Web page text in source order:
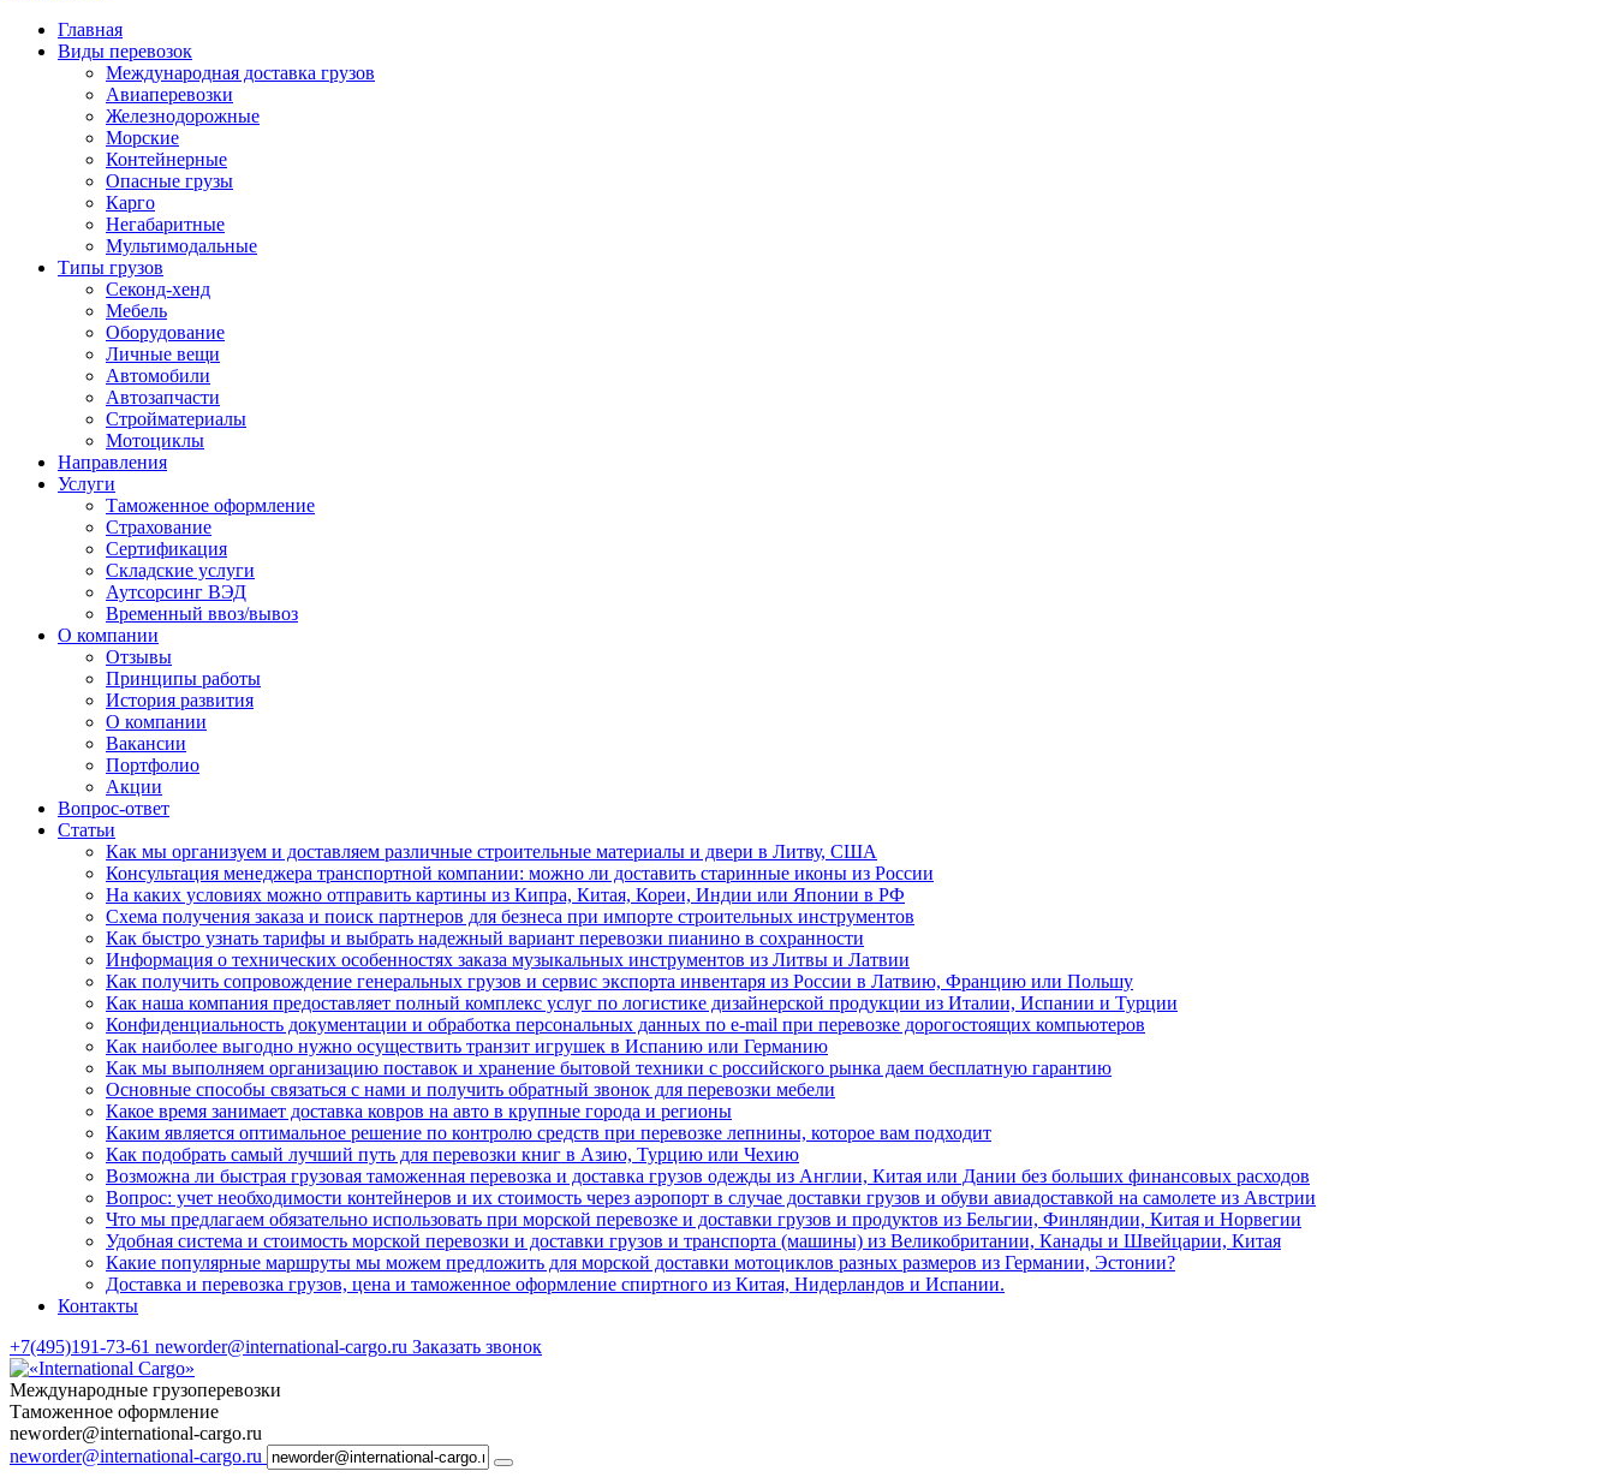
Главная
Виды перевозок
Международная доставка грузов
Авиаперевозки
Железнодорожные
Морские
Контейнерные
Опасные грузы
Карго
Негабаритные
Мультимодальные
Типы грузов
Секонд-хенд
Мебель
Оборудование
Личные вещи
Автомобили
Автозапчасти
Стройматериалы
Мотоциклы
Направления
Услуги
Таможенное оформление
Страхование
Сертификация
Складские услуги
Аутсорсинг ВЭД
Временный ввоз/вывоз
О компании
Отзывы
Принципы работы
История развития
О компании
Вакансии
Портфолио
Акции
Вопрос-ответ
Статьи
Как мы организуем и доставляем различные строительные материалы и двери в Литву, США
Консультация менеджера транспортной компании: можно ли доставить старинные иконы из России
На каких условиях можно отправить картины из Кипра, Китая, Кореи, Индии или Японии в РФ
Схема получения заказа и поиск партнеров для безнеса при импорте строительных инструментов
Как быстро узнать тарифы и выбрать надежный вариант перевозки пианино в сохранности
Информация о технических особенностях заказа музыкальных инструментов из Литвы и Латвии
Как получить сопровождение генеральных грузов и сервис экспорта инвентаря из России в Латвию, Францию или Польшу
Как наша компания предоставляет полный комплекс услуг по логистике дизайнерской продукции из Италии, Испании и Турции
Конфиденциальность документации и обработка персональных данных по e-mail при перевозке дорогостоящих компьютеров
Как наиболее выгодно нужно осуществить транзит игрушек в Испанию или Германию
Как мы выполняем организацию поставок и хранение бытовой техники с российского рынка даем бесплатную гарантию
Основные способы связаться с нами и получить обратный звонок для перевозки мебели
Какое время занимает доставка ковров на авто в крупные города и регионы
Каким является оптимальное решение по контролю средств при перевозке лепнины, которое вам подходит
Как подобрать самый лучший путь для перевозки книг в Азию, Турцию или Чехию
Возможна ли быстрая грузовая таможенная перевозка и доставка грузов одежды из Англии, Китая или Дании без больших финансовых расходов
Вопрос: учет необходимости контейнеров и их стоимость через аэропорт в случае доставки грузов и обуви авиадоставкой на самолете из Австрии
Что мы предлагаем обязательно использовать при морской перевозке и доставки грузов и продуктов из Бельгии, Финляндии, Китая и Норвегии
Удобная система и стоимость морской перевозки и доставки грузов и транспорта (машины) из Великобритании, Канады и Швейцарии, Китая
Какие популярные маршруты мы можем предложить для морской доставки мотоциклов разных размеров из Германии, Эстонии?
Доставка и перевозка грузов, цена и таможенное оформление спиртного из Китая, Нидерландов и Испании.
Контакты
+7(495)191-73-61 neworder@international-cargo.ru Заказать звонок
Международные грузоперевозки
Таможенное оформление
neworder@international-cargo.ru
neworder@international-cargo.ru